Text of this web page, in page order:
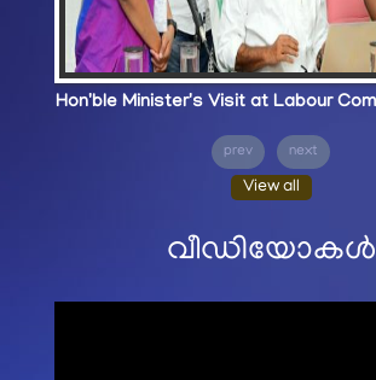
Hon'ble Minister's Visit at Labour
prev next
View all
വീഡിയോകൾ